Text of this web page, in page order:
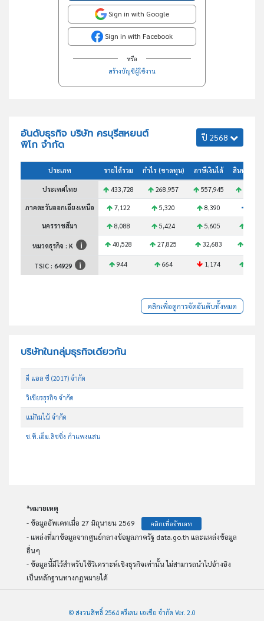
Sign in with Google
Sign in with Facebook
หรือ
สร้างบัญชีผู้ใช้งาน
อันดับธุรกิจ บริษัท ครบุรีสหยนต์
พิโก จำกัด
ปี 2568
ประเภท รายได้รวม กำไร (ขาดทุน) ภาษีเงินได้ สินทรัพย์ร
ประเทศไทย 433,728 268,957 557,945
ภาคตะวันออกเฉียงเหนือ 7,122 5,320 8,390
นครราชสีมา 8,088 5,424 5,605
หมวดธุรกิจ : K 40,528 27,825 32,683
TSIC : 64929 944 664 1,174
คลิกเพื่อดูการจัดอันดับทั้งหมด
บริษัทในกลุ่มธุรกิจเดียวกัน
ดี แอล ซี (2017) จำกัด
วิเชียรธุรกิจ จำกัด
แม่กิมไน้ จำกัด
ช.ที.เอ็ม.ลิซซิ่ง กำแพงแสน
*หมายเหตุ
- ข้อมูลอัพเดทเมื่อ 27 มิถุนายน 2569
คลิกเพื่ออัพเดท
- แหล่งที่มาข้อมูลจากศูนย์กลางข้อมูลภาครัฐ data.go.th และแหล่งข้อมูล
อื่นๆ
- ข้อมูลนี้มีไว้สำหรับใช้วิเคราะห์เชิงธุรกิจเท่านั้น ไม่สามารถนำไปอ้างอิง
เป็นหลักฐานทางกฏหมายได้
© สงวนสิทธิ์ 2564 ครีเดน เอเชีย จำกัด Ver. 2.0